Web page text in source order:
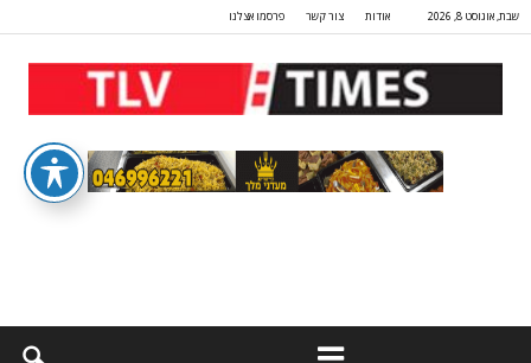
שבת, אוגוסט 8, 2026 אודות צור קשר פרסמו אצלנו